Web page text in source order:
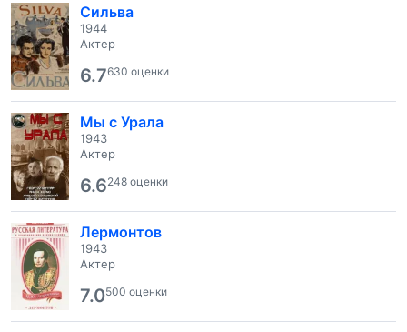
Сильва
1944
Актер
6.7630 оценки
Мы с Урала
1943
Актер
6.6248 оценки
Лермонтов
1943
Актер
7.0500 оценки